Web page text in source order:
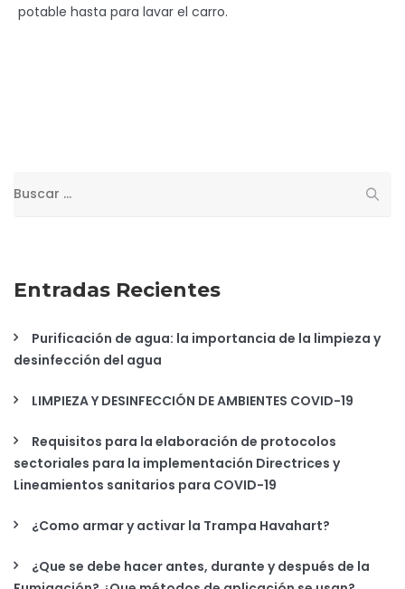
potable hasta para lavar el carro.
Entradas Recientes
Purificación de agua: la importancia de la limpieza y
desinfección del agua
LIMPIEZA Y DESINFECCIÓN DE AMBIENTES COVID-19
Requisitos para la elaboración de protocolos
sectoriales para la implementación Directrices y
Lineamientos sanitarios para COVID-19
¿Como armar y activar la Trampa Havahart?
¿Que se debe hacer antes, durante y después de la